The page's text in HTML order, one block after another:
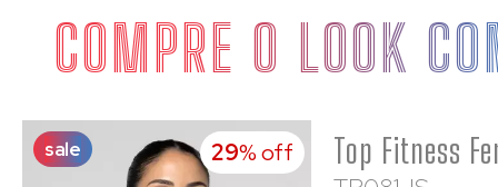
COMPRE O LOOK
sale 29% off